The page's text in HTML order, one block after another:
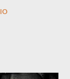
de